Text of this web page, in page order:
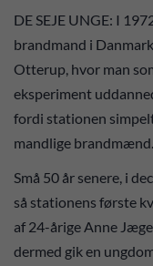
DE SEJE UNGE: I
brandmand i
Otterup, hvor man
eksperiment
fordi stationen
mandlige brandmænd.
Små 50 år senere, i
så stationens første
af 24-årige Anne
dermed gik en